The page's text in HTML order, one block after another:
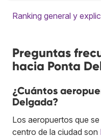
Ranking general y
Preguntas
hacia Ponta
¿Cuántos
Delgada?
Los aeropuertos que
centro de la ciudad son